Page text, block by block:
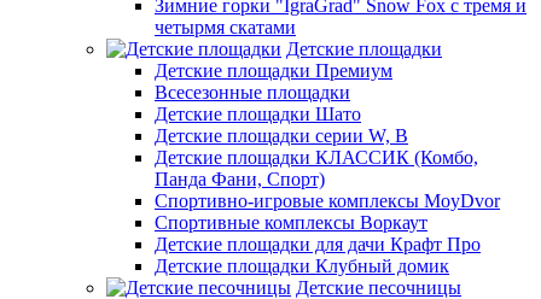
Зимние горки "IgraGrad" Snow Fox с тремя и
четырмя скатами
Детские площадки
Детские площадки Премиум
Всесезонные площадки
Детские площадки Шато
Детские площадки серии W, В
Детские площадки КЛАССИК (Комбо,
Панда Фани, Спорт)
Спортивно-игровые комплексы MoyDvor
Спортивные комплексы Воркаут
Детские площадки для дачи Крафт Про
Детские площадки Клубный домик
Детские песочницы